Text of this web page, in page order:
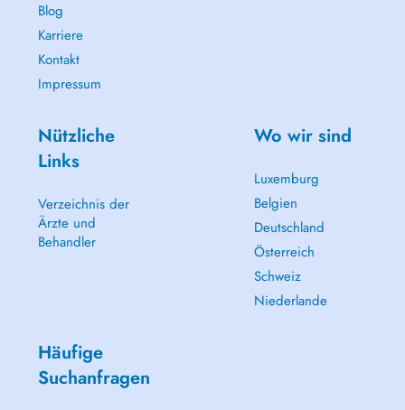
Blog
Karriere
Kontakt
Impressum
Nützliche
Links
Verzeichnis der
Ärzte und
Behandler
Wo wir sind
Luxemburg
Belgien
Deutschland
Österreich
Schweiz
Niederlande
Häufige
Suchanfragen